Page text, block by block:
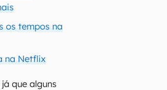
os tempos na
na Netflix
que alguns